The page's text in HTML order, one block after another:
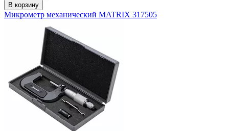
В корзину
Микрометр механический MATRIX 317505